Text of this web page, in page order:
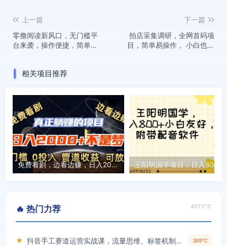
上一篇
零撸阅读新风口，无门槛平
台来袭，操作便捷，简单几
下一篇
拍店采集调研，全网首码项
目，简单易操作， 小白也能
相关项目推荐
免费看剧，边看边赚，日入2000+不是梦，一个真正的躺赚项目
🔥 热门力荐 4372℃
★ 抖音手工赛道运营实战课，流量思维、标签机制、垂直定位，解决不起号难题，单月变现破3万 369℃